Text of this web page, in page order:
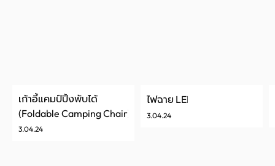
3.04.24
เก้าอี้แคมป์ปิ้งพับได้
(Foldable Camping Chair)
3.04.24
ไฟฉาย LED